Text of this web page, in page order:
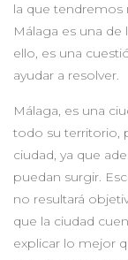
la que tendremos
Málaga es una
ello, es una
ayudar a resolver.
Málaga, es una
todo su territorio,
ciudad, ya que
puedan surgir.
no resultará
que la ciudad
explicar lo mejor